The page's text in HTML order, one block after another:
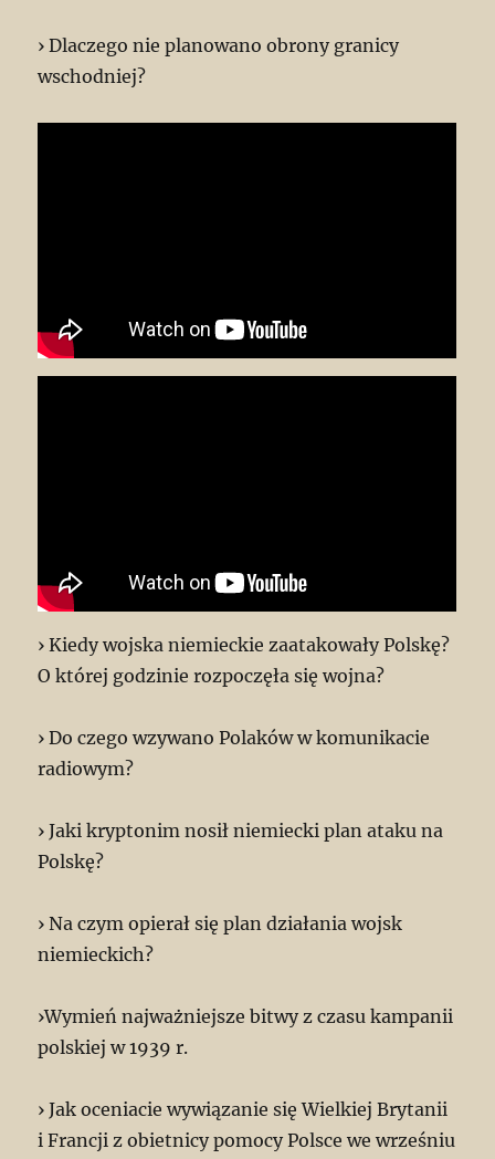
› Dlaczego nie planowano obrony granicy
wschodniej?
› Kiedy wojska niemieckie zaatakowały Polskę?
O której godzinie rozpoczęła się wojna?
› Do czego wzywano Polaków w komunikacie
radiowym?
› Jaki kryptonim nosił niemiecki plan ataku na
Polskę?
› Na czym opierał się plan działania wojsk
niemieckich?
›Wymień najważniejsze bitwy z czasu kampanii
polskiej w 1939 r.
› Jak oceniacie wywiązanie się Wielkiej Brytanii
i Francji z obietnicy pomocy Polsce we wrześniu